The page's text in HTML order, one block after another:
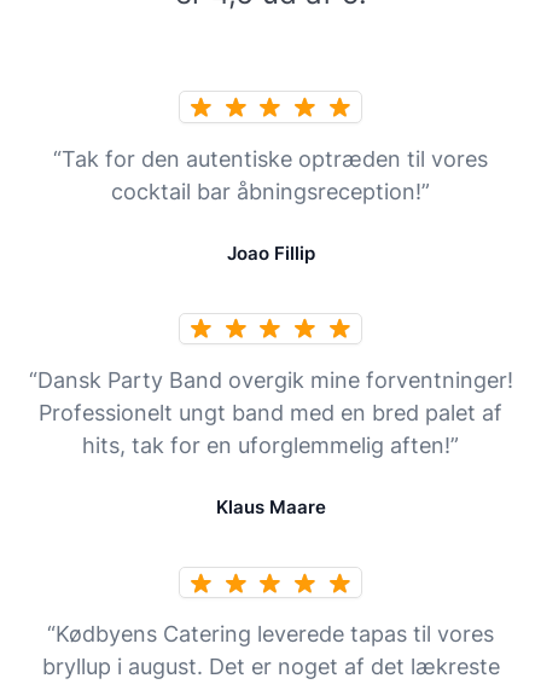
“Tak for den autentiske optræden til vores
cocktail bar åbningsreception!”
Joao Fillip
“Dansk Party Band overgik mine forventninger!
Professionelt ungt band med en bred palet af
hits, tak for en uforglemmelig aften!”
Klaus Maare
“Kødbyens Catering leverede tapas til vores
bryllup i august. Det er noget af det lækreste